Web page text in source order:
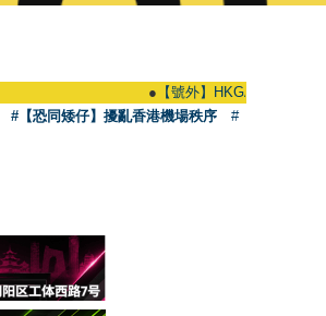
【號外】HKGAY.net已啟動
#【恐同矮仔】擾亂香港機場秩序
#